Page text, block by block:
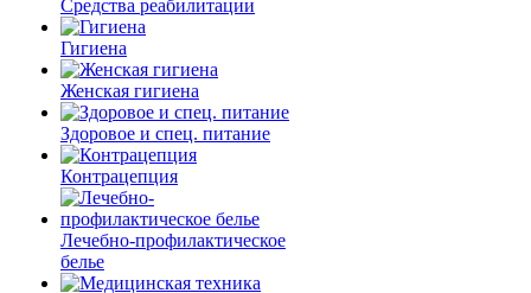
Средства реабилитации
Гигиена
Женская гигиена
Здоровое и спец. питание
Контрацепция
Лечебно-профилактическое
белье